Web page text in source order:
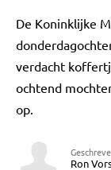
De Koninklijke
verdacht
ochtend
op.
Ron